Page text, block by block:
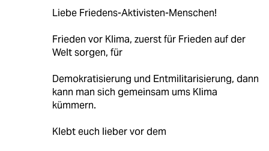
Liebe Friedens-Aktivisten-Menschen!
Frieden vor Klima, zuerst für Frieden auf der
Welt sorgen, für
Demokratisierung und Entmilitarisierung, dann
kann man sich gemeinsam ums Klima
kümmern.
Klebt euch lieber vor dem